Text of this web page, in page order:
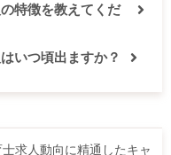
特徴を教えてくだ
いつ頃出ますか？
求人動向に精通したキャ